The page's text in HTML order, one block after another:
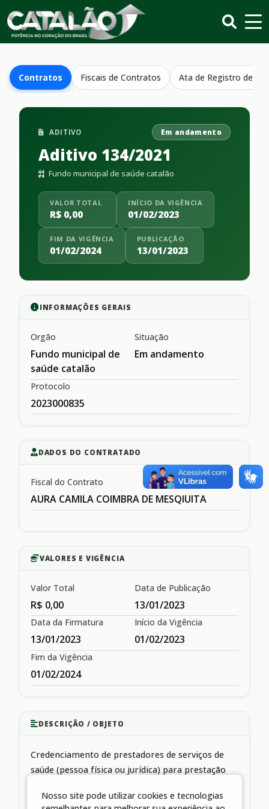
Contratos Fiscais de Contratos Ata de Registro de
ADITIVO Em andamento
Aditivo 134/2021
Fundo municipal de saúde catalão
VALOR TOTAL
R$ 0,00
INÍCIO DA VIGÊNCIA
01/02/2023
FIM DA VIGÊNCIA
01/02/2024
PUBLICAÇÃO
13/01/2023
INFORMAÇÕES GERAIS
Orgão
Fundo municipal de
saúde catalão
Situação
Em andamento
Protocolo
2023000835
DADOS DO CONTRATADO
Fiscal do Contrato
AURA CAMILA COIMBRA DE MESQIUITA
VALORES E VIGÊNCIA
Valor Total
R$ 0,00
Data de Publicação
13/01/2023
Data da Firmatura
13/01/2023
Início da Vigência
01/02/2023
Fim da Vigência
01/02/2024
DESCRIÇÃO / OBJETO
Credenciamento de prestadores de serviços de
saúde (pessoa física ou jurídica) para prestação
população
Nosso site pode utilizar cookies e tecnologias